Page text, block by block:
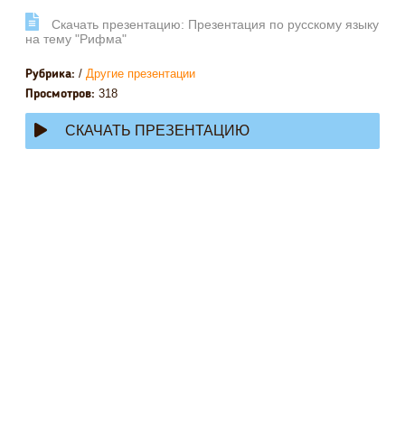
Cкачать презентацию: Презентация по русскому языку
на тему "Рифма"
Рубрика: / Другие презентации
Просмотров: 318
СКАЧАТЬ ПРЕЗЕНТАЦИЮ